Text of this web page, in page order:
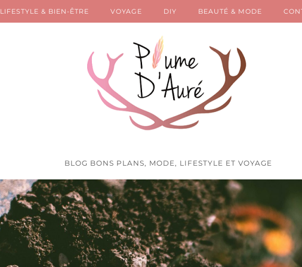
BLOG BONS PLANS, MODE, LIFESTYLE ET VOYAGE
LIFESTYLE & BIEN-ÊTRE VOYAGE DIY BEAUTÉ & MODE